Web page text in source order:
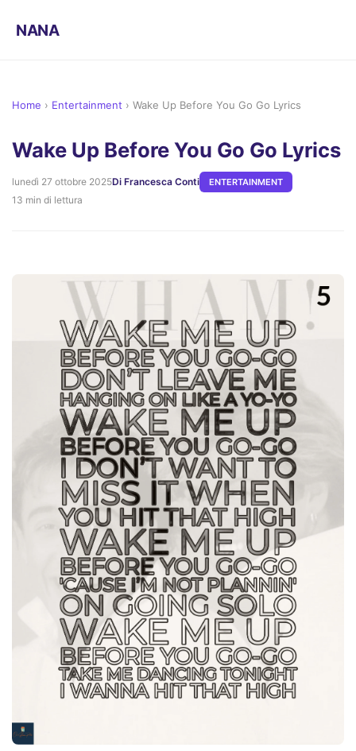
NANA
Home › Entertainment › Wake Up Before You Go Go Lyrics
Wake Up Before You Go Go Lyrics
lunedì 27 ottobre 2025Di Francesca Conti ENTERTAINMENT
13 min di lettura